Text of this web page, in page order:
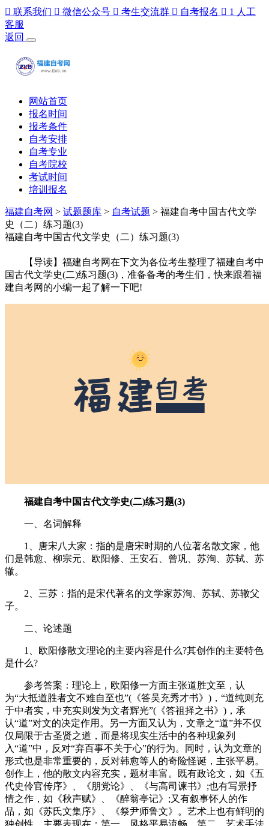
 联系我们  微信公众号  考生交流群  自考报名  1 人工
客服
返回
网站首页
报名时间
报考条件
自考安排
自考专业
自考院校
考试时间
培训报名
福建自考网 > 试题题库 > 自考试题 > 福建自考中国古代文学
史（二）练习题(3)
福建自考中国古代文学史（二）练习题(3)
【导读】福建自考网在下文为各位考生整理了福建自考中
国古代文学史(二)练习题(3)，准备备考的考生们，快来跟着福
建自考网的小编一起了解一下吧!
福建自考中国古代文学史(二)练习题(3)
一、名词解释
1、唐宋八大家：指的是唐宋时期的八位著名散文家，他
们是韩愈、柳宗元、欧阳修、王安石、曾巩、苏洵、苏轼、苏
辙。
2、三苏：指的是宋代著名的文学家苏洵、苏轼、苏辙父
子。
二、论述题
1、欧阳修散文理论的主要内容是什么?其创作的主要特色
是什么?
参考答案：理论上，欧阳修一方面主张道胜文至，认
为“大抵道胜者文不难自至也”(《答吴充秀才书》)，“道纯则充
于中者实，中充实则发为文者辉光”(《答祖择之书》)，承
认“道”对文的决定作用。另一方面又认为，文章之“道”并不仅
仅局限于古圣贤之道，而是将现实生活中的各种现象列
入“道”中，反对“弃百事不关于心”的行为。同时，认为文章的
形式也是非常重要的，反对韩愈等人的奇险怪诞，主张平易。
创作上，他的散文内容充实，题材丰富。既有政论文，如《五
代史伶官传序》、《朋党论》、《与高司谏书》;也有写景抒
情之作，如《秋声赋》、《醉翁亭记》;又有叙事怀人的作
品，如《苏氏文集序》、《祭尹师鲁文》。艺术上也有鲜明的